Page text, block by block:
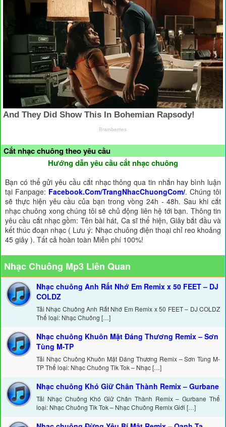
Cắt nhạc chuông theo yêu cầu
Hướng dẫn yêu cầu cắt nhạc chuông
Bạn có thể gửi yêu cầu cắt nhạc thông qua tin nhắn hay bình luận
tại Fanpage: Facebook.Com/TrangNhacChuongCom/. Chúng tôi
sẽ thực hiện yêu cầu của bạn trong vòng 24h - 48h. Sau khi cắt
nhạc chuông xong chúng tôi sẽ chủ động liên hệ tới bạn. Thông tin
yêu cầu cắt nhạc gồm: Tên bài hát, Ca sĩ thể hiện, Giây bắt đầu và
kết thúc đoạn nhạc ( Lưu ý: Nhạc chuông điện thoại chỉ reo khoảng
45 giây ). Tất cả hoàn toàn Miễn phí 100%!
Nhạc Chuông Mp3 Liên Quan
Nhạc chuông Anh Rất Nhớ Em Remix x 50 FEET – DJ
COLDZ
Tải Nhạc Chuông Anh Rất Nhớ Em Remix x 50 FEET – DJ COLDZ
Thể loại: Nhạc Chuông […]
Nhạc chuông Khuôn Mặt Đáng Thương Remix – Sơn
Tùng M-TP
Tải Nhạc Chuông Khuôn Mặt Đáng Thương Remix – Sơn Tùng M-
TP Thể loại: Nhạc Chuông Tik Tok – Nhạc […]
Nhạc chuông Khó Giữ Chân Thành Remix – Gurbane
Tải Nhạc Chuông Khó Giữ Chân Thành Remix – Gurbane Thể
loại: Nhạc Chuông Tik Tok – Nhạc Chuông Remix Giới […]